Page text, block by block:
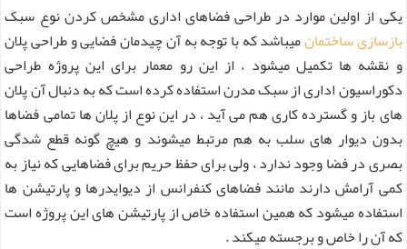
یکی از اولین موارد در طراحی فضاهای اداری مشخص کردن نوع سبک
بازسازی ساختمانمیباشد که با توجه به آن چیدمان فضایی و طراحی پلان
و نقشه ها تکمیل میشود ، از این رو معمار برای این پروژه طراحی
دکوراسیون اداری از سبک مدرن استفاده کرده است که به دنبال آن پلان
های باز و گسترده کاری هم می آید ، در این نوع از پلان ها تمامی فضاها
بدون دیوار های سلب به هم مرتبط میشوند و هیچ گونه قطع شدگی
بصری در فضا وجود ندارد ، ولی برای حفظ حریم برای فضاهایی که نیاز به
کمی آرامش دارند مانند فضاهای کنفرانس از دیوایدرها و پارتیشن ها
استفاده میشود که همین استفاده خاص از پارتیشن های این پروژه است
که آن را خاص و برجسته میکند .